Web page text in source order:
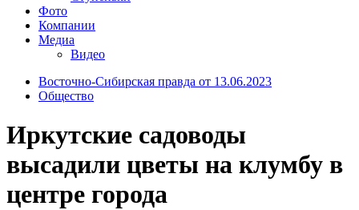
Фото
Компании
Медиа
Видео
Восточно-Сибирская правда от 13.06.2023
Общество
Иркутские садоводы
высадили цветы на клумбу в
центре города